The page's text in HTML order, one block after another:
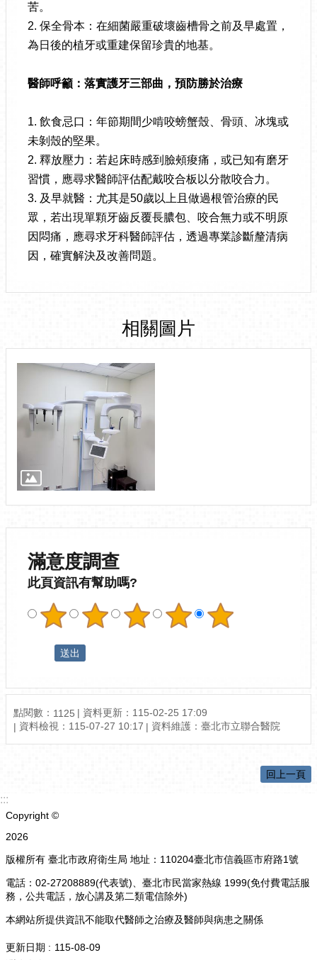
苦。
2. 保全骨本：在細菌嚴重破壞齒槽骨之前及早處置，
為日後的植牙或重建保留珍貴的地基。
醫師呼籲：落實護牙三部曲，預防勝於治療
1. 飲食忌口：年節期間少啃咬螃蟹殼、骨頭、冰塊或
未剝殼的堅果。
2. 釋放壓力：若起床時感到臉頰痠痛，或已知有磨牙
習慣，應尋求醫師評估配戴咬合板以分散咬合力。
3. 及早就醫：尤其是50歲以上且做過根管治療的民
眾，若出現單顆牙齒反覆長膿包、咬合無力或不明原
因悶痛，應尋求牙科醫師評估，透過專業診斷釐清病
因，確實解決及改善問題。
相關圖片
滿意度調查
此頁資訊有幫助嗎?
點閱數： 1125
資料更新：115-02-25 17:09
資料檢視：115-07-27 10:17
資料維護：臺北市立聯合醫院
回上一頁
:::
Copyright ©
2026
版權所有 臺北市政府衛生局 地址：110204臺北市信義區市府路1號
電話：02-27208889(代表號)、臺北市民當家熱線 1999(免付費電話服
務，公共電話，放心講及第二類電信除外)
本網站所提供資訊不能取代醫師之治療及醫師與病患之關係
更新日期
115-08-09